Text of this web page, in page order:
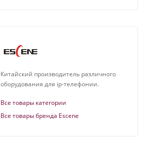
Китайский производитель различного
оборудования для ip-телефонии.
Все товары категории
Все товары бренда Escene